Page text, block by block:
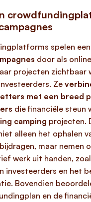
spelen een
door als
projecten zichtbaar
Ze
met een breed
die financiële steun
camping projecten.
alleen het ophalen
maar nemen
werk uit handen,
investeerders en het
Bovendien
en de